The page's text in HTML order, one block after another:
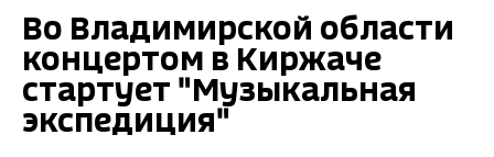
Во Владимирской области
концертом в Киржаче
стартует "Музыкальная
экспедиция"